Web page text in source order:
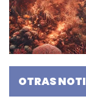
OTRAS